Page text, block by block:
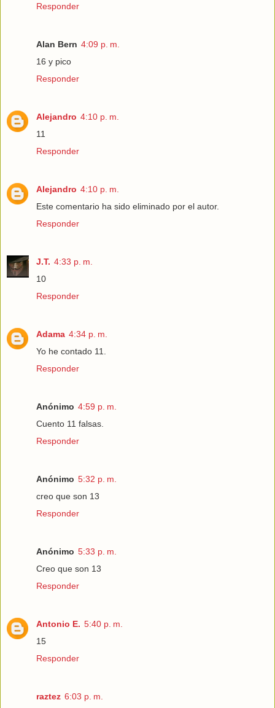
Responder
Alan Bern 4:09 p. m.
16 y pico
Responder
Alejandro 4:10 p. m.
11
Responder
Alejandro 4:10 p. m.
Este comentario ha sido eliminado por el autor.
Responder
J.T. 4:33 p. m.
10
Responder
Adama 4:34 p. m.
Yo he contado 11.
Responder
Anónimo 4:59 p. m.
Cuento 11 falsas.
Responder
Anónimo 5:32 p. m.
creo que son 13
Responder
Anónimo 5:33 p. m.
Creo que son 13
Responder
Antonio E. 5:40 p. m.
15
Responder
raztez 6:03 p. m.